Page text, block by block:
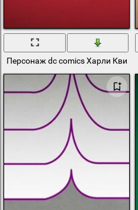
Персонаж dc comics Харли Квинн